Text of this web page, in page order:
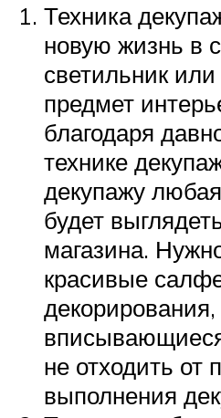
Техника
новую жизнь в
светильник
предмет
благодаря
технике
декупажу
будет
магазина.
красивые
декорирования,
не отходить от
выполнения